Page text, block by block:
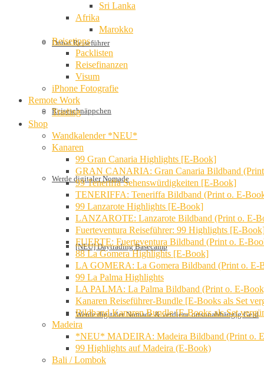
Dubai Reiseführer
Reiseschnäppchen
Werde digitaler Nomade
[NEU] Daytrading Basecamp
Werde digitaler Nomade & verdiene ortsunabhängig Geld
Sri Lanka
Afrika
Marokko
Reisetipps
Packlisten
Reisefinanzen
Visum
iPhone Fotografie
Remote Work
Trading
Shop
Wandkalender *NEU*
Kanaren
99 Gran Canaria Highlights [E-Book]
GRAN CANARIA: Gran Canaria Bildband
99 Teneriffa Sehenswürdigkeiten [E-Book]
TENERIFFA: Teneriffa Bildband (Print o. E-
99 Lanzarote Highlights [E-Book]
LANZAROTE: Lanzarote Bildband (Print o. E-
Fuerteventura Reiseführer: 99 Highlights [E-
FUERTE: Fuerteventura Bildband (Print o. E-
88 La Gomera Highlights [E-Book]
LA GOMERA: La Gomera Bildband (Print o. E-
99 La Palma Highlights
LA PALMA: La Palma Bildband (Print o. E-
Kanaren Reiseführer-Bundle [E-Books als Set
Bildband Kanaren Bundle [E-Books als Set
Madeira
*NEU* MADEIRA: Madeira Bildband (Print o.
99 Highlights auf Madeira (E-Book)
Bali / Lombok